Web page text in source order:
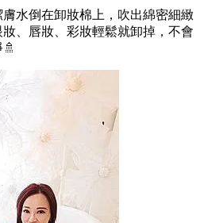
水倒在卸妝棉上，吹出綿密細緻
、唇妝、彩妝輕鬆就卸掉，不會